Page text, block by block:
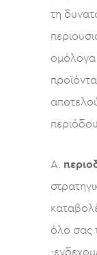
τη
ομόλογα
Α.
όλο σας
-